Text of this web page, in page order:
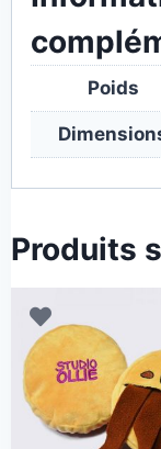
Poids
Produits